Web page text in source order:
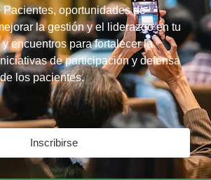
oportunidades de
la gestión y el liderazgo en tu
encuentros para fortalecer la
de participación y defensa
los pacientes.
Inscribirse